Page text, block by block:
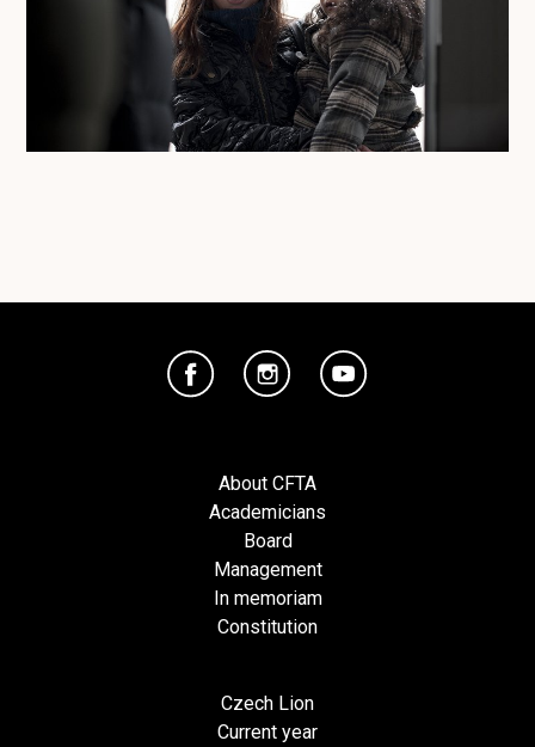
About CFTA
Academicians
Board
Management
In memoriam
Constitution
Czech Lion
Current year